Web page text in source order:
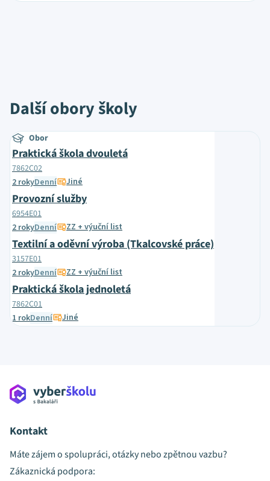
Další obory školy
Obor
Praktická škola dvouletá
7862C02
2 rokyDenní Jiné
Provozní služby
6954E01
2 rokyDenní ZZ + výuční list
Textilní a oděvní výroba (Tkalcovské práce)
3157E01
2 rokyDenní ZZ + výuční list
Praktická škola jednoletá
7862C01
1 rokDenní Jiné
Kontakt
Máte zájem o spolupráci, otázky nebo zpětnou vazbu?
Zákaznická podpora: